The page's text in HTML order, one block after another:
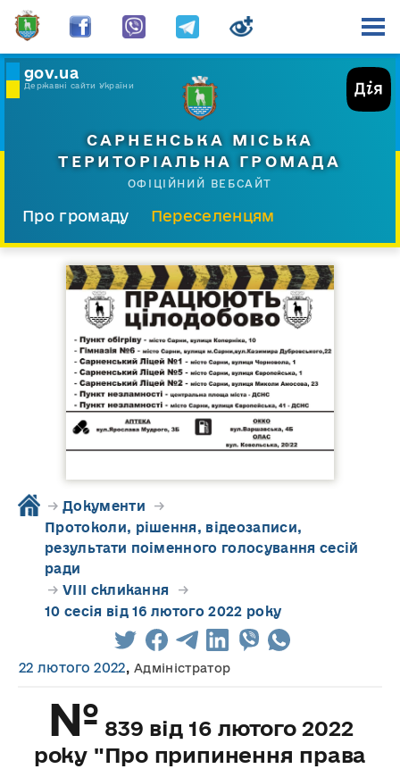
gov.ua
Державні сайти України
САРНЕНСЬКА МІСЬКА
ТЕРИТОРІАЛЬНА ГРОМАДА
ОФІЦІЙНИЙ ВЕБСАЙТ
Про громаду
Переселенцям
Прес-центр
→ Документи →
Протоколи, рішення, відеозаписи,
результати поіменного голосування сесій
ради
→ VIII скликання →
10 сесія від 16 лютого 2022 року
22 лютого 2022,Адміністратор
№ 839 від 16 лютого 2022
року "Про припинення права